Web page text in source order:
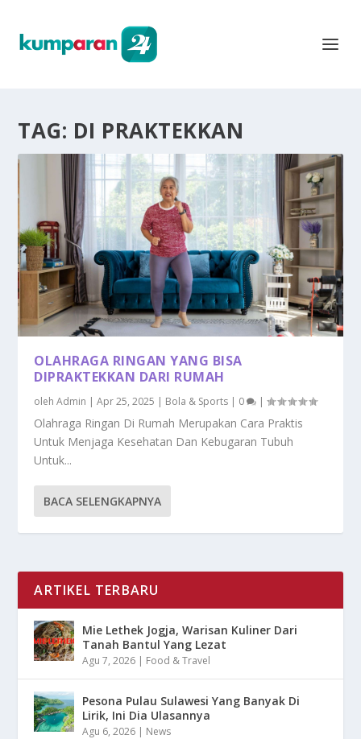
TAG: DI PRAKTEKKAN
OLAHRAGA RINGAN YANG BISA
DIPRAKTEKKAN DARI RUMAH
olehAdmin |Apr 25, 2025 | Bola & Sports | 0 |
Olahraga Ringan Di Rumah Merupakan Cara Praktis
Untuk Menjaga Kesehatan Dan Kebugaran Tubuh
Untuk...
BACA SELENGKAPNYA
ARTIKEL TERBARU
Mie Lethek Jogja, Warisan Kuliner Dari
Tanah Bantul Yang Lezat
Agu 7, 2026 | Food & Travel
Pesona Pulau Sulawesi Yang Banyak Di
Lirik, Ini Dia Ulasannya
Agu 6, 2026 | News